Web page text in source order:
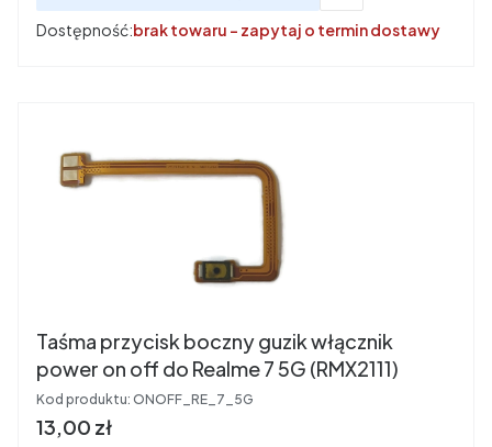
Dostępność:brak towaru - zapytaj o termin dostawy
Taśma przycisk boczny guzik włącznik
power on off do Realme 7 5G (RMX2111)
Kod produktu: ONOFF_RE_7_5G
Cena
13,00 zł